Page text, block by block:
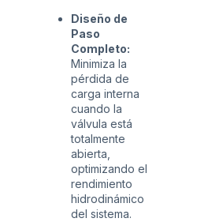
Diseño de
Paso
Completo:
Minimiza la
pérdida de
carga interna
cuando la
válvula está
totalmente
abierta,
optimizando el
rendimiento
hidrodinámico
del sistema.